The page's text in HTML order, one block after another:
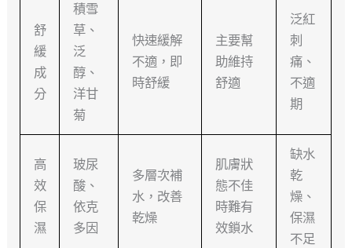
舒
緩
成
分
積雪
草、
泛
醇、
洋甘
菊
快速緩解
不適，即
時舒緩
主要幫
助維持
舒適
泛紅
刺
痛、
不適
期
高
效
保
濕
玻尿
酸、
依克
多因
多層次補
水，改善
乾燥
肌膚狀
態不佳
時難有
效鎖水
缺水
乾
燥、
保濕
不足